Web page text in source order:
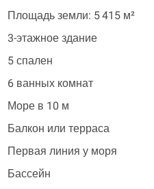
Площадь земли: 5 415 м²
3-этажное здание
5 спален
6 ванных комнат
Море в 10 м
Балкон или терраса
Первая линия у моря
Бассейн